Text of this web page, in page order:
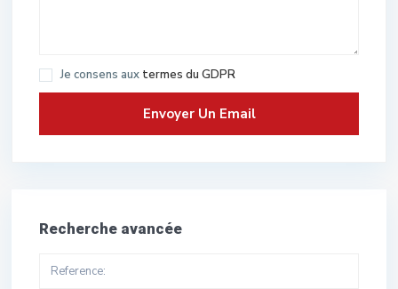
Je consens aux termes du GDPR
Recherche avancée